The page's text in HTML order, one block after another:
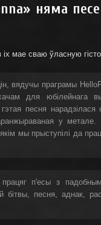
няма
мае сваю ўласную
вядучы праграмы
для юбілейнага
песня
у метале.
мы прыступілі да
п'есы з
бітвы, песня, аднак,